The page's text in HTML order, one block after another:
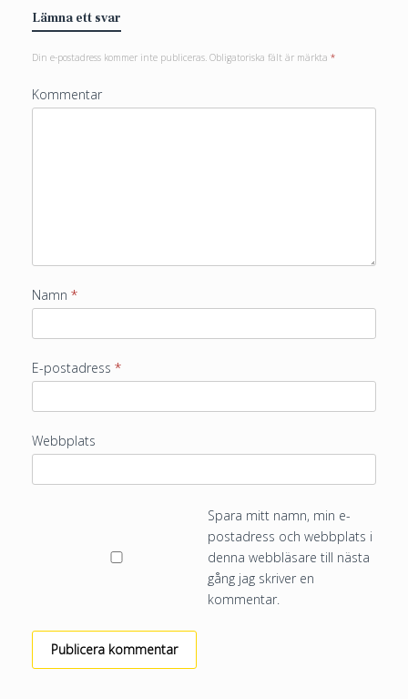
Lämna ett svar
Din e-postadress kommer inte publiceras. Obligatoriska fält är märkta *
Kommentar
Namn *
E-postadress *
Webbplats
Spara mitt namn, min e-
postadress och webbplats i
denna webbläsare till nästa
gång jag skriver en
kommentar.